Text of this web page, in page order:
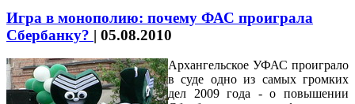
Игра в монополию: почему ФАС проиграла
Сбербанку? | 05.08.2010
Архангельское УФАС проиграло
в суде одно из самых громких
дел 2009 года - о повышении